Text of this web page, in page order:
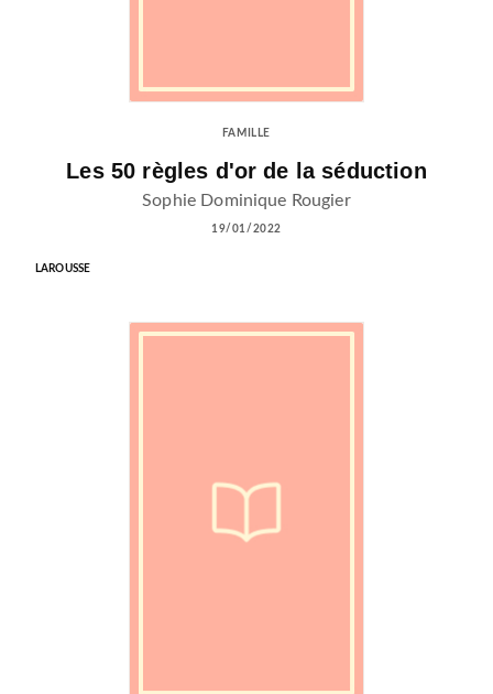
FAMILLE
Les 50 règles d'or de la séduction
Sophie Dominique Rougier
19/01/2022
LAROUSSE